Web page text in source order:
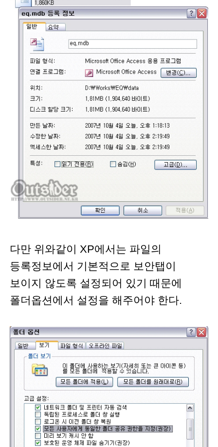
다만 위와같이 XP에서는 파일의
등록정보에서 기본적으로 보안탭이
보이지 않도록 설정되어 있기 때문에
폴더옵션에서 설정을 해주어야 한다.